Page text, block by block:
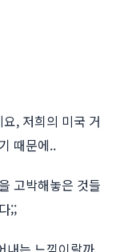
, 저희의 미국 거
때문에..
고박해놓은 것들
;;